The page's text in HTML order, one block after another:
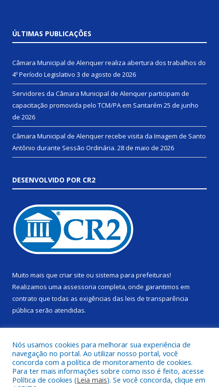
ÚLTIMAS PUBLICAÇÕES
Câmara Municipal de Alenquer realiza abertura dos trabalhos do
4º Período Legislativo 3 de agosto de 2026
Servidores da Câmara Municipal de Alenquer participam de
capacitação promovida pelo TCM/PA em Santarém 25 de junho
de 2026
Câmara Municipal de Alenquer recebe visita da Imagem de Santo
Antônio durante Sessão Ordinária. 28 de maio de 2026
DESENVOLVIDO POR CR2
Muito mais que criar site ou sistema para prefeituras!
Realizamos uma assessoria completa, onde garantimos em
contrato que todas as exigências das leis de transparência
pública serão atendidas.
Todos os direitos reservados a Câmara Municipal de Alenquer.
Nós usamos cookies para melhorar sua experiência de
navegação no portal. Ao utilizar nosso portal, você
concorda com a política de monitoramento de cookies.
Para ter mais informações sobre como isso é feito, acesse
Política de cookies (Leia mais). Se você concorda, clique em